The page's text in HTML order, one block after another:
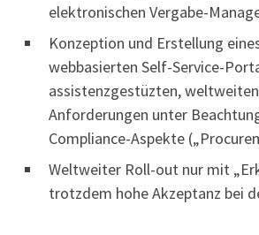
elektronischen Vergabe-
Konzeption und Erstellung
webbasierten Self-Service-
assistenzgestüzten,
Anforderungen unter
Compliance-Aspekte
Weltweiter Roll-out nur mit
trotzdem hohe Akzeptanz bei